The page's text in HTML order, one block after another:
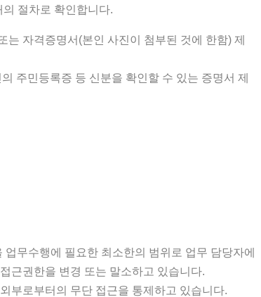
절차로 확인합니다.
자격증명서(본인 사진이 첨부된 것에 한함) 제
주민등록증 등 신분을 확인할 수 있는 증명서 제
무수행에 필요한 최소한의 범위로 업무 담당자에
근권한을 변경 또는 말소하고 있습니다.
부로부터의 무단 접근을 통제하고 있습니다.